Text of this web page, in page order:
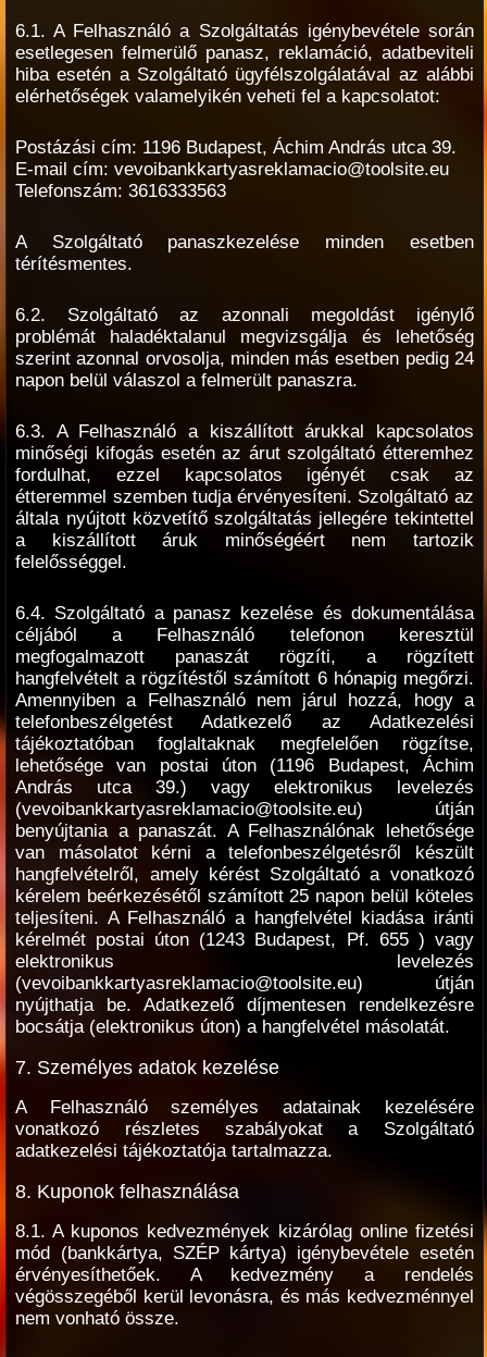
6.1. A Felhasználó a Szolgáltatás igénybevétele során
esetlegesen felmerülő panasz, reklamáció, adatbeviteli
hiba esetén a Szolgáltató ügyfélszolgálatával az alábbi
elérhetőségek valamelyikén veheti fel a kapcsolatot:
Postázási cím: 1196 Budapest, Áchim András utca 39.
E-mail cím: vevoibankkartyasreklamacio@toolsite.eu
Telefonszám: 3616333563
A Szolgáltató panaszkezelése minden esetben
térítésmentes.
6.2. Szolgáltató az azonnali megoldást igénylő
problémát haladéktalanul megvizsgálja és lehetőség
szerint azonnal orvosolja, minden más esetben pedig 24
napon belül válaszol a felmerült panaszra.
6.3. A Felhasználó a kiszállított árukkal kapcsolatos
minőségi kifogás esetén az árut szolgáltató étteremhez
fordulhat, ezzel kapcsolatos igényét csak az
étteremmel szemben tudja érvényesíteni. Szolgáltató az
általa nyújtott közvetítő szolgáltatás jellegére tekintettel
a kiszállított áruk minőségéért nem tartozik
felelősséggel.
6.4. Szolgáltató a panasz kezelése és dokumentálása
céljából a Felhasználó telefonon keresztül
megfogalmazott panaszát rögzíti, a rögzített
hangfelvételt a rögzítéstől számított 6 hónapig megőrzi.
Amennyiben a Felhasználó nem járul hozzá, hogy a
telefonbeszélgetést Adatkezelő az Adatkezelési
tájékoztatóban foglaltaknak megfelelően rögzítse,
lehetősége van postai úton (1196 Budapest, Áchim
András utca 39.) vagy elektronikus levelezés
(vevoibankkartyasreklamacio@toolsite.eu) útján
benyújtania a panaszát. A Felhasználónak lehetősége
van másolatot kérni a telefonbeszélgetésről készült
hangfelvételről, amely kérést Szolgáltató a vonatkozó
kérelem beérkezésétől számított 25 napon belül köteles
teljesíteni. A Felhasználó a hangfelvétel kiadása iránti
kérelmét postai úton (1243 Budapest, Pf. 655 ) vagy
elektronikus levelezés
(vevoibankkartyasreklamacio@toolsite.eu) útján
nyújthatja be. Adatkezelő díjmentesen rendelkezésre
bocsátja (elektronikus úton) a hangfelvétel másolatát.
7. Személyes adatok kezelése
A Felhasználó személyes adatainak kezelésére
vonatkozó részletes szabályokat a Szolgáltató
adatkezelési tájékoztatója tartalmazza.
8. Kuponok felhasználása
8.1. A kuponos kedvezmények kizárólag online fizetési
mód (bankkártya, SZÉP kártya) igénybevétele esetén
érvényesíthetőek. A kedvezmény a rendelés
végösszegéből kerül levonásra, és más kedvezménnyel
nem vonható össze.